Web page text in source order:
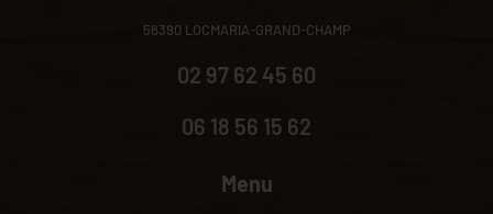
56390 LOCMARIA-GRAND-CHAMP
02 97 62 45 60
06 18 56 15 62
Menu